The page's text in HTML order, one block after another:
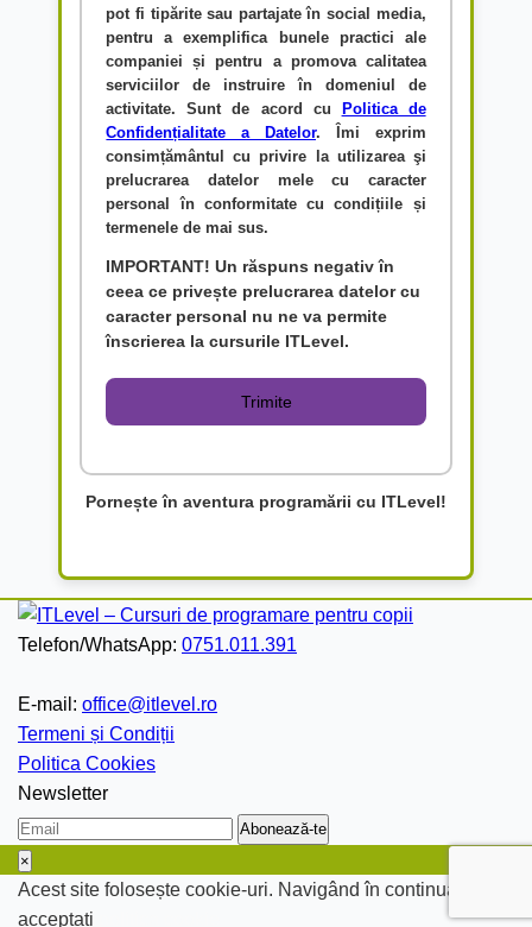
pot fi tipărite sau partajate în social media,
pentru a exemplifica bunele practici ale
companiei și pentru a promova calitatea
serviciilor de instruire în domeniul de
activitate. Sunt de acord cu
Politica de
Confidențialitate a Datelor. Îmi exprim
consimțământul cu privire la utilizarea şi
prelucrarea datelor mele cu caracter
personal în conformitate cu condițiile și
termenele de mai sus.
IMPORTANT! Un răspuns negativ în
ceea ce privește prelucrarea datelor cu
caracter personal nu ne va permite
înscrierea la cursurile ITLevel.
Pornește în aventura programării cu ITLevel!
Telefon/WhatsApp: 0751.011.391
E-mail: office@itlevel.ro
Termeni și Condiții
Politica Cookies
Newsletter
×
Acest site folosește cookie-uri. Navigând în continuare
acceptați